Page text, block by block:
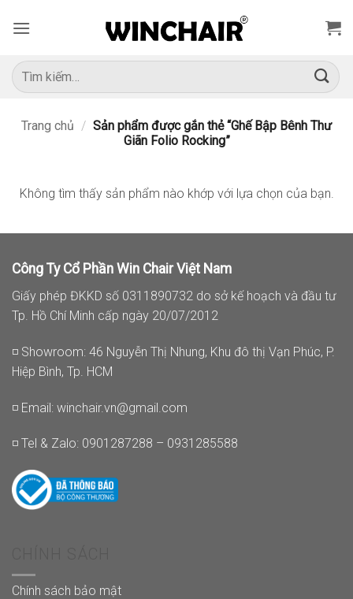
qua
dung
Tìm
kiếm:
Trang chủ / Sản phẩm được gắn thẻ “Ghế Bập Bênh Thư
Giãn Folio Rocking”
Không tìm thấy sản phẩm nào khớp với lựa chọn của bạn.
Công Ty Cổ Phần Win Chair Việt Nam
Giấy phép ĐKKD số 0311890732 do sở kế hoạch và đầu tư
Tp. Hồ Chí Minh cấp ngày 20/07/2012
◽ Showroom: 46 Nguyễn Thị Nhung, Khu đô thị Vạn Phúc, P.
Hiệp Bình, Tp. HCM
◽ Email: winchair.vn@gmail.com
◽ Tel & Zalo: 0901287288 – 0931285588
Chính sách bảo mật